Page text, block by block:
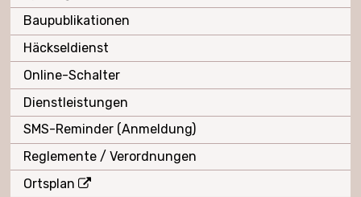
Baupublikationen
Häckseldienst
Online-Schalter
Dienstleistungen
SMS-Reminder (Anmeldung)
Reglemente / Verordnungen
Ortsplan